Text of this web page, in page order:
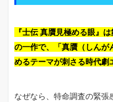
『士伝 真贋見極める眼』
の一作で、「真贋（しんが
めるテーマが刺さる時代劇
なぜなら、特命調査の緊